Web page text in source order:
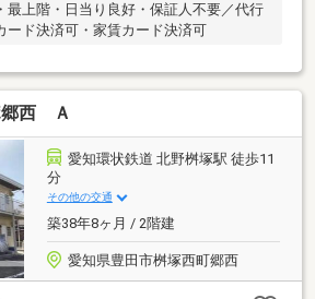
最上階・日当り良好・保証人不要／代行
ード決済可・家賃カード決済可
郷西 Ａ
愛知環状鉄道 北野桝塚駅 徒歩11
分
その他の交通
築38年8ヶ月 / 2階建
愛知県豊田市桝塚西町郷西